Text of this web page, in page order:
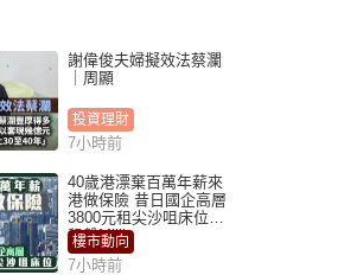
謝偉俊夫婦擬效法蔡瀾
｜周顯
投資理財
7小時前
40歲港漂棄百萬年薪來
港做保險 昔日國企高層
3800元租尖沙咀床位｜
租盤Million
樓市動向
7小時前